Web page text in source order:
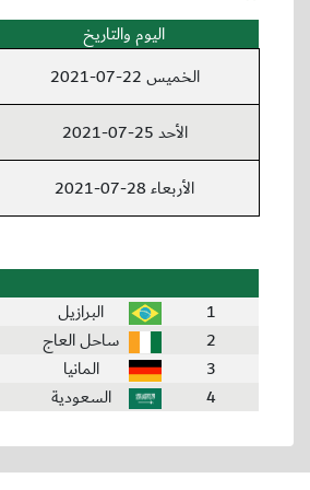
اليوم والتاريخ
الخميس 22-07-2021
الأحد 25-07-2021
الأربعاء 28-07-2021
1
البرازيل
2
ساحل العاج
3
المانيا
4
السعودية